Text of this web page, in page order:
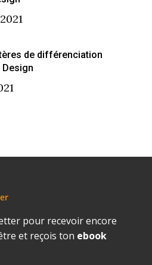
de différenciation
Design